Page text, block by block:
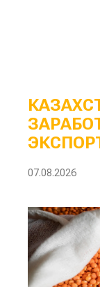
07.08.2026